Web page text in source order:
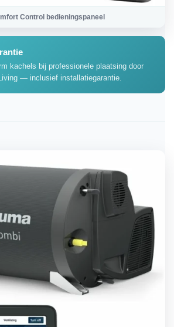
Control bedieningspaneel
kachels bij professionele plaatsing door
— inclusief installatiegarantie.